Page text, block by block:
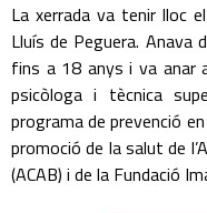
La xerrada va tenir lloc
Lluís de Peguera.
fins a 18 anys i va anar
psicòloga i tècnica
programa de prevenció
promoció de la salut de
(ACAB) i de la Fundació